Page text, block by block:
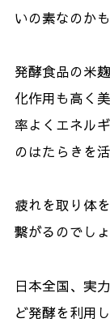
いの素なのか
発酵食品の米
化作用も高く
率よくエネル
のはたらきを
疲れを取り体
繋がるのでしょ
日本全国、実
ど発酵を利用